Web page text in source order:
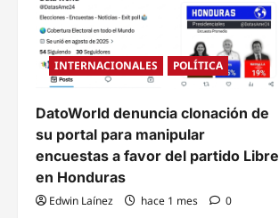
INTERNACIONALES POLÍTICA
DatoWorld denuncia clonación de
su portal para manipular
encuestas a favor del partido Libre
en Honduras
Edwin Laínez hace 1 mes 0